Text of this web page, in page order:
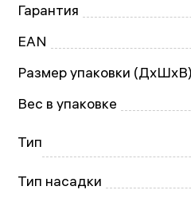
Гарантия
EAN
Размер упаковки (ДxШxВ)
Вес в упаковке
Тип
Тип насадки